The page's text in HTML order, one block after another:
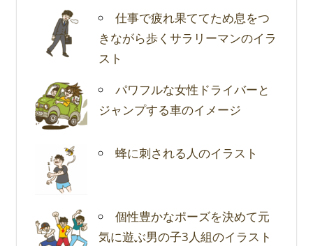
仕事で疲れ果ててため息をつ
きながら歩くサラリーマンのイラ
スト
パワフルな女性ドライバーと
ジャンプする車のイメージ
蜂に刺される人のイラスト
個性豊かなポーズを決めて元
気に遊ぶ男の子3人組のイラスト